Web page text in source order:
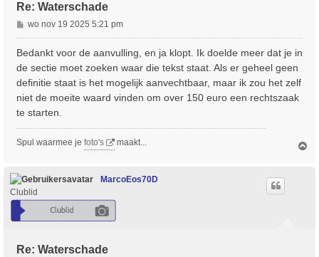
Re: Waterschade
B
e
r
h
t
wo nov 19 2025 5:21 pm
Bedankt voor de aanvulling, en ja klopt. Ik doelde meer dat je in
de sectie moet zoeken waar die tekst staat. Als er geheel geen
definitie staat is het mogelijk aanvechtbaar, maar ik zou het zelf
niet de moeite waard vinden om over 150 euro een rechtszaak
te starten.
Spul waarmee je foto's maakt...
MarcoEos70D
Clublid
Re: Waterschade